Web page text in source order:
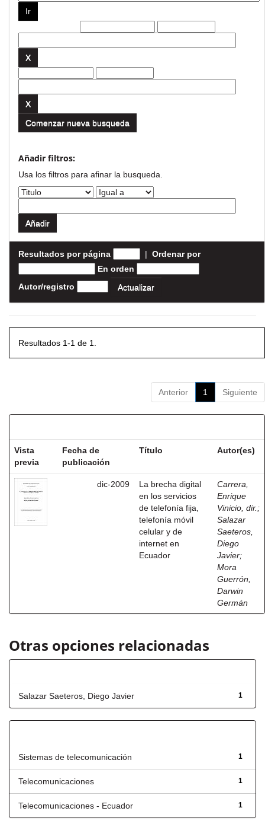
Comenzar nueva busqueda
Añadir filtros:
Usa los filtros para afinar la busqueda.
Resultados por página | Ordenar por
En orden
Autor/registro
Resultados 1-1 de 1.
Anterior 1 Siguiente
Vista
previa
Fecha de
publicación
Título Autor(es)
dic-2009
La brecha digital
en los servicios
de telefonía fija,
telefonía móvil
celular y de
internet en
Ecuador
Carrera,
Enrique
Vinicio, dir. ;
Salazar
Saeteros,
Diego
Javier;
Mora
Guerrón,
Darwin
Germán
Otras opciones relacionadas
1
Salazar Saeteros, Diego Javier
1
Sistemas de telecomunicación
1
Telecomunicaciones
1
Telecomunicaciones - Ecuador